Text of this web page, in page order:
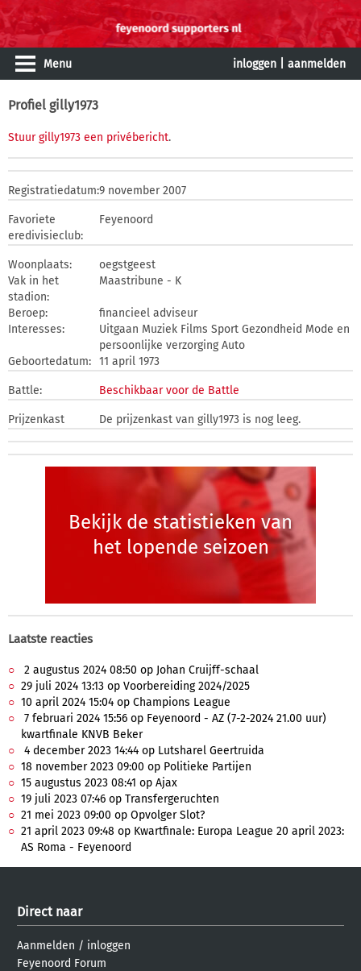
Menu inloggen aanmelden
Profiel gilly1973
Stuur gilly1973 een privébericht.
Registratiedatum:9 november 2007
Favoriete
eredivisieclub:
Feyenoord
Woonplaats:
oegstgeest
Vak in het
stadion:
Maastribune - K
Beroep:
financieel adviseur
Interesses:
Uitgaan Muziek Films Sport Gezondheid Mode en
persoonlijke verzorging Auto
Geboortedatum: 11 april 1973
Battle: Beschikbaar voor de Battle
Prijzenkast De prijzenkast van gilly1973 is nog leeg.
Bekijk de statistieken van
het lopende seizoen
Laatste reacties
2 augustus 2024 08:50 op Johan Cruijff-schaal
29 juli 2024 13:13 op Voorbereiding 2024/2025
10 april 2024 15:04 op Champions League
7 februari 2024 15:56 op Feyenoord - AZ (7-2-2024 21.00 uur)
kwartfinale KNVB Beker
4 december 2023 14:44 op Lutsharel Geertruida
18 november 2023 09:00 op Politieke Partijen
15 augustus 2023 08:41 op Ajax
19 juli 2023 07:46 op Transfergeruchten
21 mei 2023 09:00 op Opvolger Slot?
21 april 2023 09:48 op Kwartfinale: Europa League 20 april 2023:
AS Roma - Feyenoord
Direct naar
Aanmelden / inloggen
Feyenoord Forum